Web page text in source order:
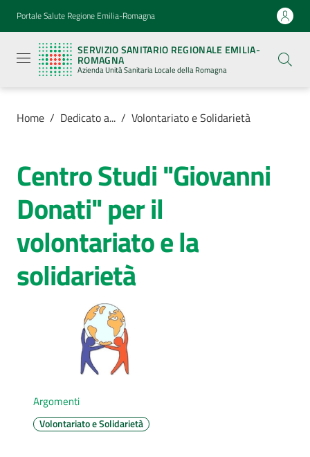
Vai al contenuto
Vai alla navigazione
Vai al footer
Portale Salute Regione Emilia-Romagna
SERVIZIO SANITARIO REGIONALE EMILIA-
ROMAGNA
Azienda Unità Sanitaria Locale della Romagna
Sanitario
Regionale
Emilia-
Romagna
Azienda
Sanitaria
Locale della
Servizi
Luoghi
di
Home / Dedicato a... / Volontariato e Solidarietà
Centro Studi "Giovanni
Donati" per il
volontariato e la
solidarietà
Argomenti
Volontariato e Solidarietà